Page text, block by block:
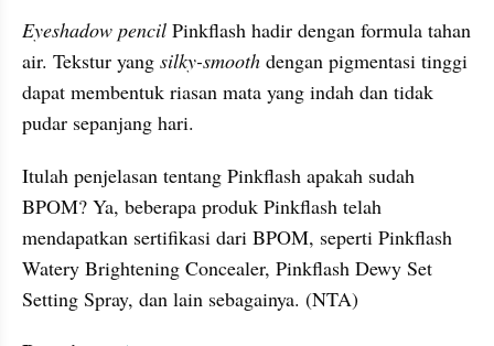
Eyeshadow pencil Pinkflash hadir dengan formula tahan
air. Tekstur yang silky-smooth dengan pigmentasi tinggi
dapat membentuk riasan mata yang indah dan tidak
pudar sepanjang hari.
Itulah penjelasan tentang Pinkflash apakah sudah
BPOM? Ya, beberapa produk Pinkflash telah
mendapatkan sertifikasi dari BPOM, seperti Pinkflash
Watery Brightening Concealer, Pinkflash Dewy Set
Setting Spray, dan lain sebagainya. (NTA)